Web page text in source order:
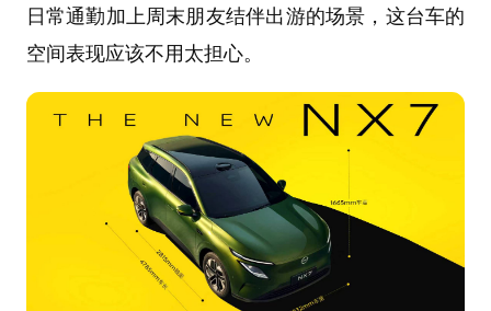
日常通勤加上周末朋友结伴出游的场景，这台车的
空间表现应该不用太担心。